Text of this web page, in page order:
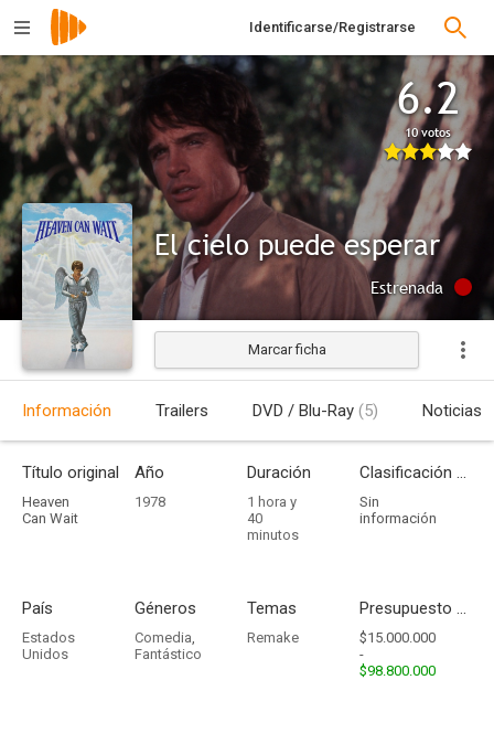
Identificarse/Registrarse
6.2
10 votos
El cielo puede esperar
Estrenada
Marcar ficha
Información Trailers DVD / Blu-Ray (5) Noticias
Título original
Heaven
Can Wait
Año
1978
Duración
1 hora y
40
minutos
Clasificación por edades
Sin
información
País
Estados
Unidos
Géneros
Comedia,
Fantástico
Temas
Remake
Presupuesto - Ingresos
$15.000.000
-
$98.800.000